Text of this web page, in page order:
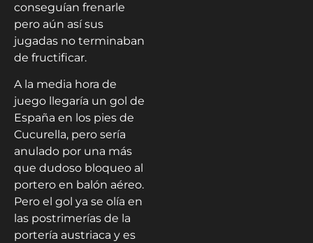
conseguían frenarle
pero aún así sus
jugadas no terminaban
de fructificar.
A la media hora de
juego llegaría un gol de
España en los pies de
Cucurella, pero sería
anulado por una más
que dudoso bloqueo al
portero en balón aéreo.
Pero el gol ya se olía en
las postrimerías de la
portería austriaca y es